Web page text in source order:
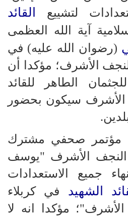
لتشييع
القائد
آية الله العظمى
(رضوان الله عليه) في
الأشرف؛ مؤكدا أن
الطاهر للقائد
الأشرف سيكون بحضور
صحفي مشترك
الأشرف "يوسف
جميع الاستعدادات
الشهيد في كربلاء
مؤكدا انه لا